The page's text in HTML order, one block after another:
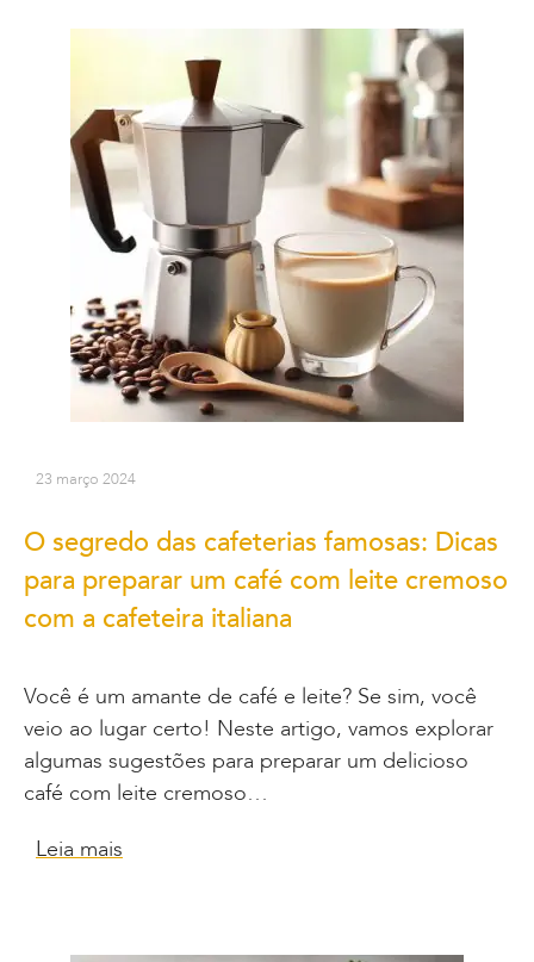
23 março 2024
O segredo das cafeterias famosas: Dicas
para preparar um café com leite cremoso
com a cafeteira italiana
Você é um amante de café e leite? Se sim, você
veio ao lugar certo! Neste artigo, vamos explorar
algumas sugestões para preparar um delicioso
café com leite cremoso…
Leia mais